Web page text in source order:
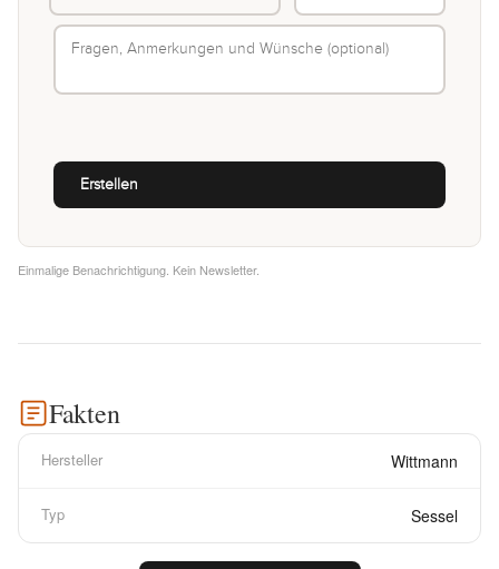
Einmalige Benachrichtigung. Kein Newsletter.
Fakten
Hersteller Wittmann
Typ Sessel